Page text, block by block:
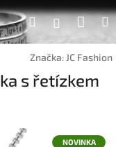
Hledat
Značka: JC Fashion
s řetízkem
NOVINKA